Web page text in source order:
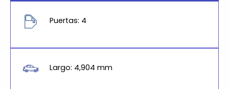
Puertas: 4
Largo: 4,904 mm